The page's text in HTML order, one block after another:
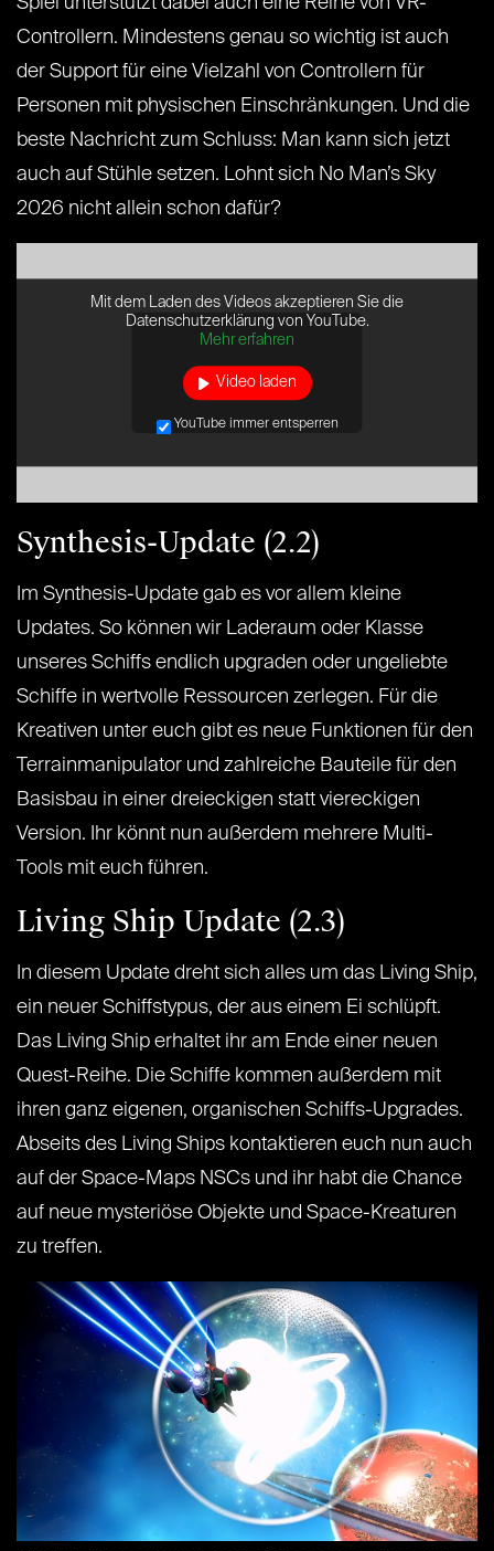
Controllern. Mindestens genau so wichtig ist auch
der Support für eine Vielzahl von Controllern für
Personen mit physischen Einschränkungen. Und die
beste Nachricht zum Schluss: Man kann sich jetzt
auch auf Stühle setzen. Lohnt sich No Man’s Sky
2026 nicht allein schon dafür?
Mit dem Laden des Videos akzeptieren Sie die
Datenschutzerklärung von YouTube.
Mehr erfahren
Video laden
YouTube immer entsperren
Synthesis-Update (2.2)
Im Synthesis-Update gab es vor allem kleine
Updates. So können wir Laderaum oder Klasse
unseres Schiffs endlich upgraden oder ungeliebte
Schiffe in wertvolle Ressourcen zerlegen. Für die
Kreativen unter euch gibt es neue Funktionen für den
Terrainmanipulator und zahlreiche Bauteile für den
Basisbau in einer dreieckigen statt viereckigen
Version. Ihr könnt nun außerdem mehrere Multi-
Tools mit euch führen.
Living Ship Update (2.3)
In diesem Update dreht sich alles um das Living Ship,
ein neuer Schiffstypus, der aus einem Ei schlüpft.
Das Living Ship erhaltet ihr am Ende einer neuen
Quest-Reihe. Die Schiffe kommen außerdem mit
ihren ganz eigenen, organischen Schiffs-Upgrades.
Abseits des Living Ships kontaktieren euch nun auch
auf der Space-Maps NSCs und ihr habt die Chance
auf neue mysteriöse Objekte und Space-Kreaturen
zu treffen.